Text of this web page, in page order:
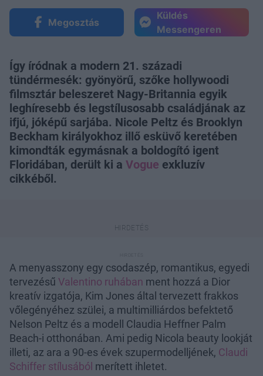
Megosztás
Küldés
Messengeren
Így íródnak a modern 21. századi
tündérmesék: gyönyörű, szőke hollywoodi
filmsztár beleszeret Nagy-Britannia egyik
leghíresebb és legstílusosabb családjának az
ifjú, jóképű sarjába. Nicole Peltz és Brooklyn
Beckham királyokhoz illő esküvő keretében
kimondták egymásnak a boldogító igent
Floridában, derült ki a Vogue exkluzív
cikkéből.
A menyasszony egy csodaszép, romantikus, egyedi
tervezésű Valentino ruhában ment hozzá a Dior
kreatív izgatója, Kim Jones által tervezett frakkos
vőlegényéhez szülei, a multimilliárdos befektető
Nelson Peltz és a modell Claudia Heffner Palm
Beach-i otthonában. Ami pedig Nicola beauty lookját
illeti, az ara a 90-es évek szupermodelljének, Claudi
Schiffer stílusából merített ihletet.